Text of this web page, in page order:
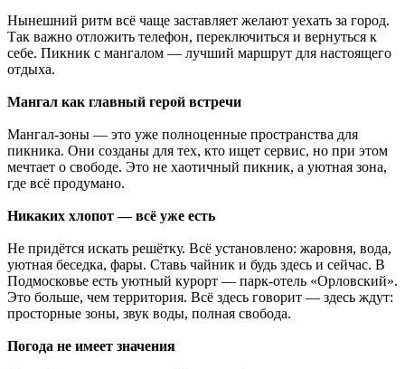
Нынешний ритм всё чаще заставляет желают уехать за город.
Так важно отложить телефон, переключиться и вернуться к
себе. Пикник с мангалом — лучший маршрут для настоящего
отдыха.
Мангал как главный герой встречи
Мангал-зоны — это уже полноценные пространства для
пикника. Они созданы для тех, кто ищет сервис, но при этом
мечтает о свободе. Это не хаотичный пикник, а уютная зона,
где всё продумано.
Никаких хлопот — всё уже есть
Не придётся искать решётку. Всё установлено: жаровня, вода,
уютная беседка, фары. Ставь чайник и будь здесь и сейчас. В
Подмосковье есть уютный курорт — парк-отель «Орловский».
Это больше, чем территория. Всё здесь говорит — здесь ждут:
просторные зоны, звук воды, полная свобода.
Погода не имеет значения